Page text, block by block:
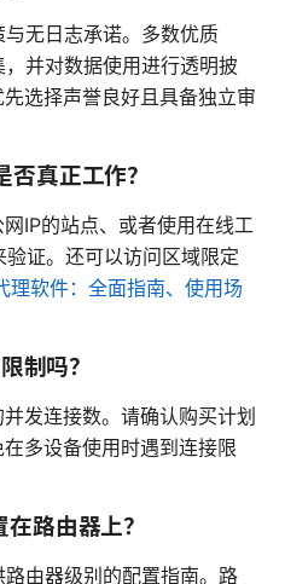
无日志承诺。多数优质
并对数据使用进行透明披
选择声誉良好且具备独立审
真正工作？
IP的站点、或者使用在线工
证。还可以访问区域限定
理软件：全面指南、使用场
制吗？
发连接数。请确认购买计划
多设备使用时遇到连接限
路由器上？
由器级别的配置指南。路